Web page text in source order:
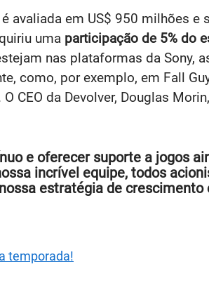
avaliada em US$ 950 milhões e
uma participação de 5% do
nas plataformas da Sony,
como, por exemplo, em Fall
CEO da Devolver, Douglas
e oferecer suporte a jogos
incrível equipe, todos
estratégia de crescimento
temporada!